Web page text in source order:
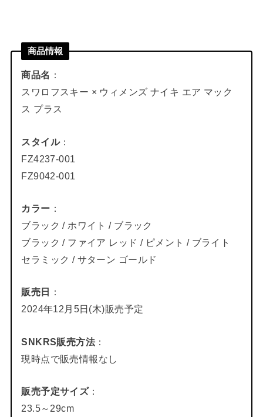
商品情報
商品名 ：
スワロフスキー × ウィメンズ ナイキ エア マック
ス プラス
スタイル：
FZ4237-001
FZ9042-001
カラー ：
ブラック / ホワイト / ブラック
ブラック / ファイア レッド / ピメント / ブライト
セラミック / サターン ゴールド
販売日
：
2024年12月5日(木)販売予定
SNKRS販売方法：
現時点で販売情報なし
販売予定サイズ：
23.5～29cm